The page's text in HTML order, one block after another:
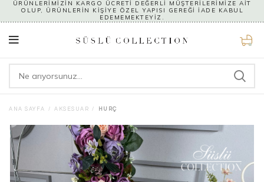
ÜRÜNLERİMİZİN KARGO ÜCRETİ DEĞERLİ MÜŞTERİLERİMİZE AİT
OLUP, ÜRÜNLERİN KİŞİYE ÖZEL YAPISI GEREĞİ İADE KABUL
EDEMEMEKTEYİZ.
0
ANA SAYFA AKSESUAR HURÇ